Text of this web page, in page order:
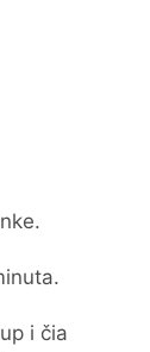
i čia